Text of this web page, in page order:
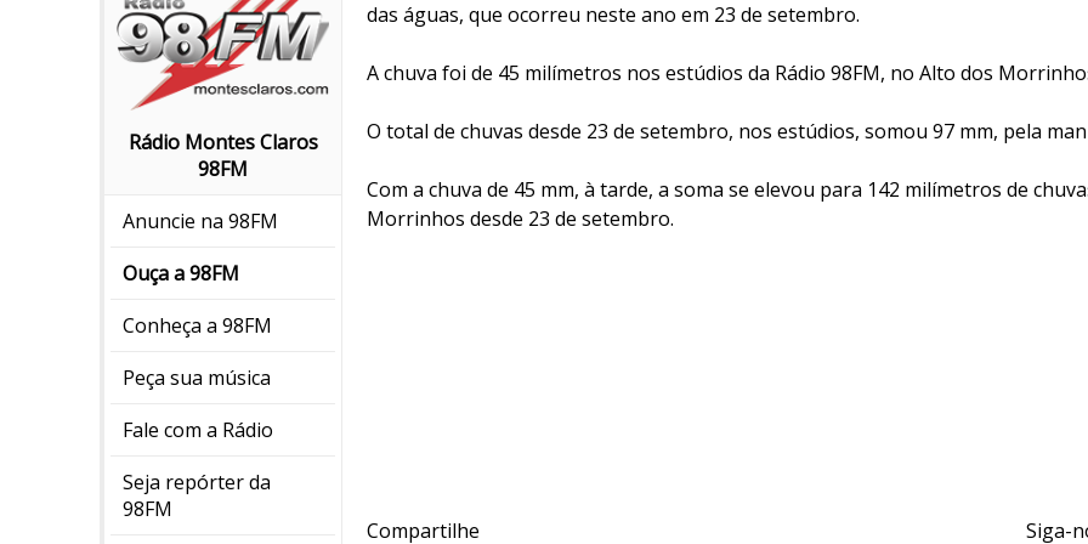
Rádio Montes Claros
98FM
Anuncie na 98FM
Ouça a 98FM
Conheça a 98FM
Peça sua música
Fale com a Rádio
Seja repórter da
98FM
das águas, que ocorreu neste ano em 23 de setembro.
A chuva foi de 45 milímetros nos estúdios da Rádio 98FM, no Alto dos
O total de chuvas desde 23 de setembro, nos estúdios, somou 97 mm, pela
Com a chuva de 45 mm, à tarde, a soma se elevou para 142 milímetros de
Morrinhos desde 23 de setembro.
Compartilhe Siga-